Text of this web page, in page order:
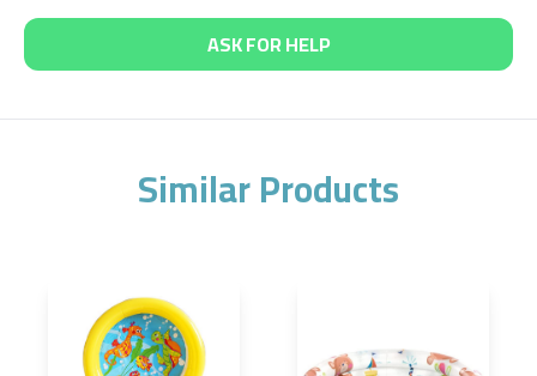
ASK FOR HELP
Similar Products